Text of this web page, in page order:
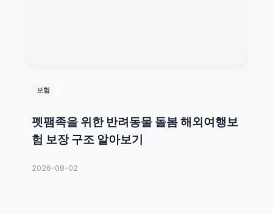
보험
펫팸족을 위한 반려동물 돌봄 해외여행보
험 보장 구조 알아보기
2026-08-02